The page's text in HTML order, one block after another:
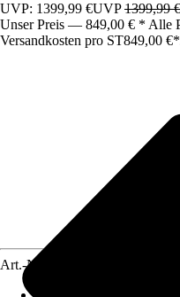
UVP: 1399,99 €UVP1399,99 €
Unser Preis — 849,00 € * Alle
Versandkosten pro ST849,00 €*
Art.-Nr.